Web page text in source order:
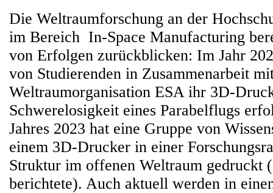
Die Weltraumforschung an der
im Bereich In-Space Manufacturing
von Erfolgen zurückblicken: Im Jahr
von Studierenden in Zusammenarbeit
Weltraumorganisation ESA ihr 3D-
Schwerelosigkeit eines Parabelflugs
Jahres 2023 hat eine Gruppe von
einem 3D-Drucker in einer
Struktur im offenen Weltraum gedruckt
berichtete). Auch aktuell werden in